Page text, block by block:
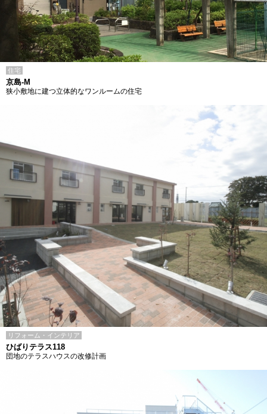
住宅
京島-M
狭小敷地に建つ立体的なワンルームの住宅
リフォーム・インテリア
ひばりテラス118
団地のテラスハウスの改修計画